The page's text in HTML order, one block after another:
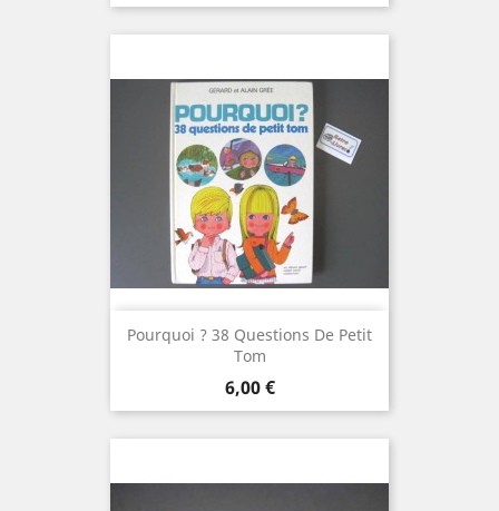
Pourquoi ? 38 Questions De Petit
Tom
Prix
6,00 €